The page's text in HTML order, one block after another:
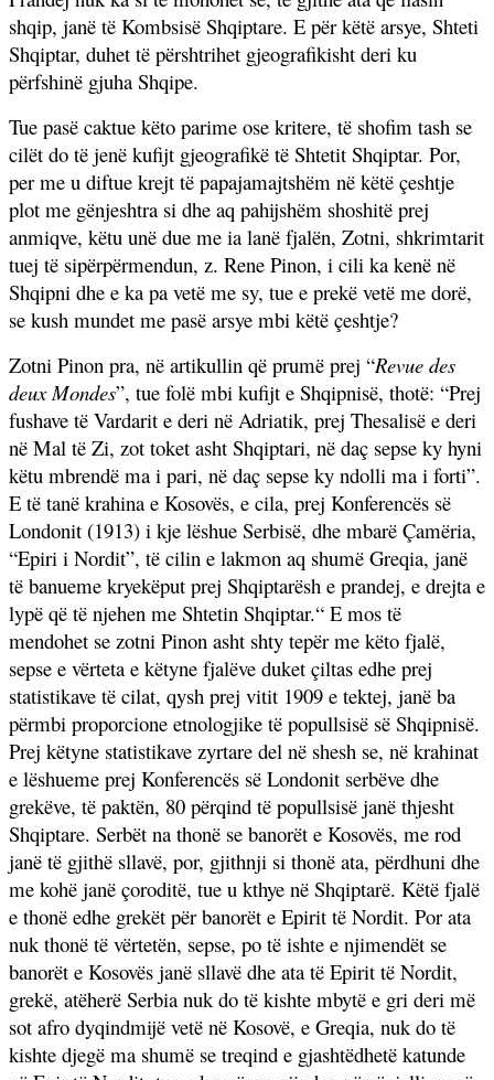
shqip, janë të Kombsisë Shqiptare. E për këtë arsye, Shteti
Shqiptar, duhet të përshtrihet gjeografikisht deri ku
përfshinë gjuha Shqipe.
Tue pasë caktue këto parime ose kritere, të shofim tash se
cilët do të jenë kufijt gjeografikë të Shtetit Shqiptar. Por,
per me u diftue krejt të papajamajtshëm në këtë çeshtje
plot me gënjeshtra si dhe aq pahijshëm shoshitë prej
anmiqve, këtu unë due me ia lanë fjalën, Zotni, shkrimtarit
tuej të sipërpërmendun, z. Rene Pinon, i cili ka kenë në
Shqipni dhe e ka pa vetë me sy, tue e prekë vetë me dorë,
se kush mundet me pasë arsye mbi këtë çeshtje?
Zotni Pinon pra, në artikullin që prumë prej “Revue des
deux Mondes”, tue folë mbi kufijt e Shqipnisë, thotë: “Prej
fushave të Vardarit e deri në Adriatik, prej Thesalisë e deri
në Mal të Zi, zot toket asht Shqiptari, në daç sepse ky hyni
këtu mbrendë ma i pari, në daç sepse ky ndolli ma i forti”.
E të tanë krahina e Kosovës, e cila, prej Konferencës së
Londonit (1913) i kje lëshue Serbisë, dhe mbarë Çamëria,
“Epiri i Nordit”, të cilin e lakmon aq shumë Greqia, janë
të banueme kryekëput prej Shqiptarësh e prandej, e drejta e
lypë që të njehen me Shtetin Shqiptar.“ E mos të
mendohet se zotni Pinon asht shty tepër me këto fjalë,
sepse e vërteta e këtyne fjalëve duket çiltas edhe prej
statistikave të cilat, qysh prej vitit 1909 e tektej, janë ba
përmbi proporcione etnologjike të popullsisë së Shqipnisë.
Prej këtyne statistikave zyrtare del në shesh se, në krahinat
e lëshueme prej Konferencës së Londonit serbëve dhe
grekëve, të paktën, 80 përqind të popullsisë janë thjesht
Shqiptare. Serbët na thonë se banorët e Kosovës, me rod
janë të gjithë sllavë, por, gjithnji si thonë ata, përdhuni dhe
me kohë janë çoroditë, tue u kthye në Shqiptarë. Këtë fjalë
e thonë edhe grekët për banorët e Epirit të Nordit. Por ata
nuk thonë të vërtetën, sepse, po të ishte e njimendët se
banorët e Kosovës janë sllavë dhe ata të Epirit të Nordit,
grekë, atëherë Serbia nuk do të kishte mbytë e gri deri më
sot afro dyqindmijë vetë në Kosovë, e Greqia, nuk do të
kishte djegë ma shumë se treqind e gjashtëdhetë katunde